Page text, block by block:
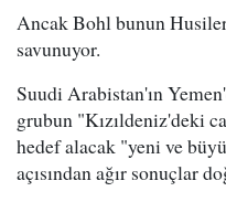
Ancak Bohl bunun
savunuyor.
Suudi Arabistan'ın
grubun "Kızıldeniz'deki
hedef alacak "yeni ve
açısından ağır sonuçlar